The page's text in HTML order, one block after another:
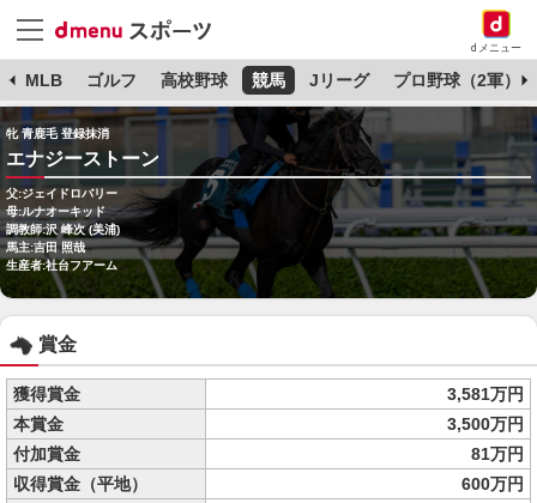
dメニュー
MLB ゴルフ 高校野球 競馬 Jリーグ プロ野球（2軍）
牝 青鹿毛 登録抹消
エナジーストーン
父:ジェイドロバリー
母:ルナオーキッド
調教師:沢 峰次 (美浦)
馬主:吉田 照哉
生産者:社台フアーム
賞金
獲得賞金
3,581万円
本賞金
3,500万円
付加賞金
81万円
収得賞金（平地）
600万円